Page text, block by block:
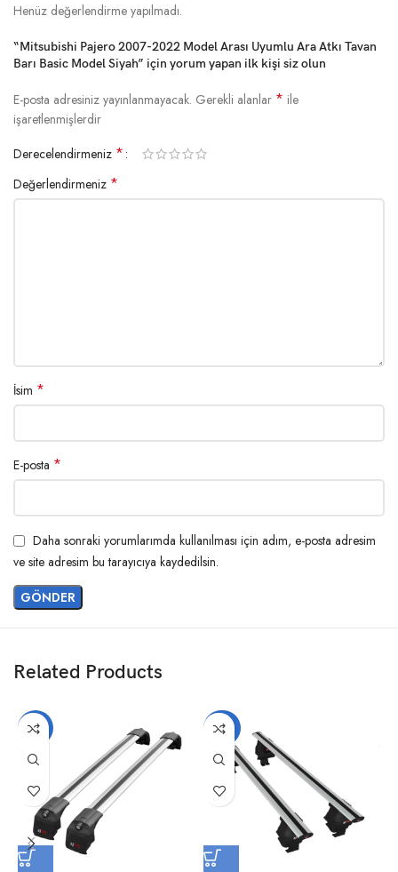
Henüz değerlendirme yapılmadı.
“Mitsubishi Pajero 2007-2022 Model Arası Uyumlu Ara Atkı Tavan
Barı Basic Model Siyah” için yorum yapan ilk kişi siz olun
E-posta adresiniz yayınlanmayacak. Gerekli alanlar * ile
işaretlenmişlerdir
Derecelendirmeniz *
Değerlendirmeniz *
İsim *
E-posta *
Daha sonraki yorumlarımda kullanılması için adım, e-posta adresim
ve site adresim bu tarayıcıya kaydedilsin.
Related Products
-14% -20%